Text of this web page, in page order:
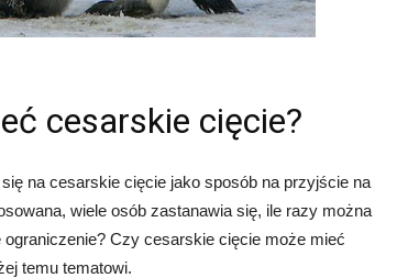
cesarskie cięcie?
na cesarskie cięcie jako sposób na przyjście na
wiele osób zastanawia się, ile razy można
Czy cesarskie cięcie może mieć
temu tematowi.